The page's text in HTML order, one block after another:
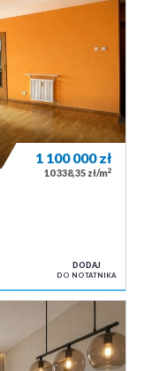
1 100 000zł
10 338,35 zł/m2
DODAJ
DO NOTATNIKA